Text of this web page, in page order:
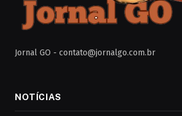
Jornal GO - contato@jornalgo.com.br
NOTÍCIAS